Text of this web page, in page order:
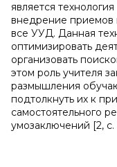
является
внедрение приемов
все УУД. Данная
оптимизировать
организовать
этом роль учителя
размышления
подтолкнуть их к
самостоятельного
умозаключений [2, с.